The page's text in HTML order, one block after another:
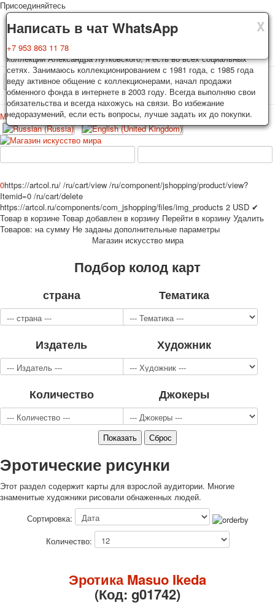
X
Доставка
Колоды, почтовые открытки тщательно упаковываются и
отправляются в течении 3-4 рабочих дней после оплаты.
Исключение: репринт под заказ, такие колоды карт отправляются в
течении 7-8 рабочих дней. Отправка осуществляется почтой России
с треком отслеживания. Цена пересылки зависит от веса и тарифов
почты на момент покупки. По желанию покупателя возможна
отправка СДЕК или другими транспортными компаниями.
X
Гарантия
Вы покупаете колоды игральных карт, почтовые открытки из частной
коллекции Александра Лутковского, я есть во всех социальных
сетях. Занимаюсь коллекционированием с 1981 года, с 1985 года
веду активное общение с коллекционерами, начал продажи
обменного фонда в интернете в 2003 году. Всегда выполняю свои
обязательства и всегда нахожусь на связи. Во избежание
недоразумений, если есть вопросы, лучше задать их до покупки.
X
Написать в чат WhatsApp
+7 953 863 11 78
Присоединяйтесь
TPL_PROTOSTAR_TOGGLE_MENU
Главная Игральные карты Открытки
Меню
Главная
Игральные карты
Эротические рисунки
Рекламные
Эротические фотоколоды
Пин-ап
Политические
Спорт
Транспорт
Охота и рыбалка
Армия и полиция
Недорогие колоды для игры
8 марта
23 февраля
Поздравляю
Свадьба
Войти
0https://artcol.ru/ /ru/cart/view /ru/component/jshopping/product/view?
Itemid=0 /ru/cart/delete
https://artcol.ru/components/com_jshopping/files/img_products 2 USD ✔
Товар в корзине Товар добавлен в корзину Перейти в корзину Удалить
Товаров: на сумму Не заданы дополнительные параметры
Магазин искусство мира
Подбор колод карт
страна Тематика
Издатель Художник
Количество Джокеры
Эротические рисунки
Этот раздел содержит карты для взрослой аудитории. Многие
знаменитые художники рисовали обнаженных людей.
Сортировка:
Количество:
Эротика Masuo Ikeda
(Код: g01742)